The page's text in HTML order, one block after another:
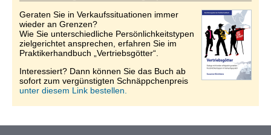
Geraten Sie in Verkaufssituationen immer
wieder an Grenzen?
Wie Sie unterschiedliche Persönlichkeitstypen
zielgerichtet ansprechen, erfahren Sie im
Praktikerhandbuch „Vertriebsgötter“.
Interessiert? Dann können Sie das Buch ab
sofort zum vergünstigten Schnäppchenpreis
unter diesem Link bestellen.